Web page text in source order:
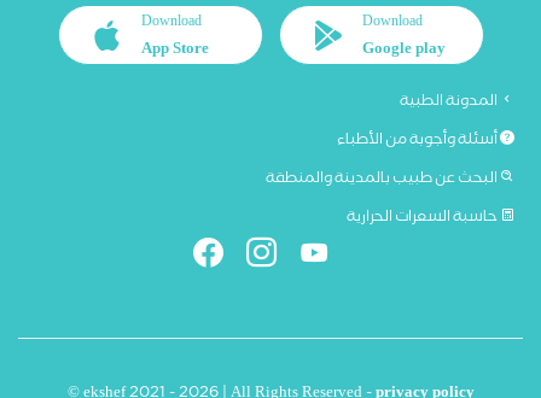
Download
Google play
Download
App Store
المدونة الطبية
أسئلة وأجوبة من الأطباء
البحث عن طبيب بالمدينة والمنطقة
حاسبة السعرات الحرارية